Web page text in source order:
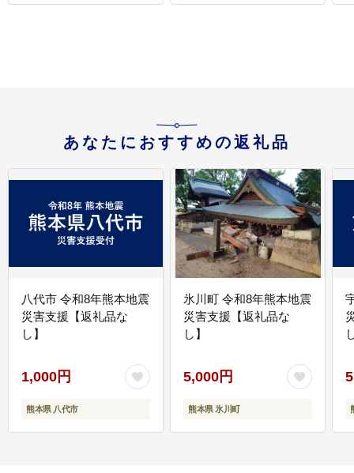
あなたにおすすめの返礼品
八代市 令和8年熊本地震
災害支援【返礼品な
し】
1,000円
熊本県 八代市
氷川町 令和8年熊本地震
災害支援【返礼品な
し】
5,000円
熊本県 氷川町